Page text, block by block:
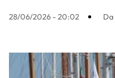
28/06/2026 - 20:02 Da